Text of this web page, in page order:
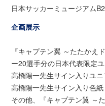
日本サッカーミュージアム
企画展示
『キャプテン翼 ～たたかえ
ー20選手分の日本代表限定
高橋陽一先生サイン入りユ
高橋陽一先生サイン入り色紙
その他、『キャプテン翼 ～